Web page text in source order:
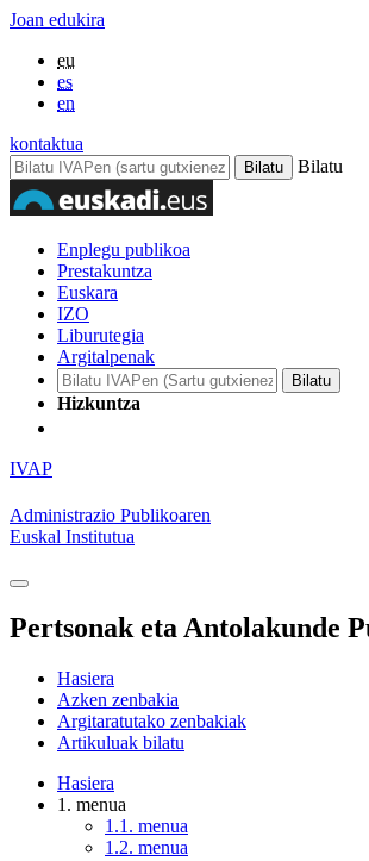
Joan edukira
eu
es
en
kontaktua
Bilatu
Enplegu publikoa
Prestakuntza
Euskara
IZO
Liburutegia
Argitalpenak
Hizkuntza
IVAP
Administrazio Publikoaren
Euskal Institutua
Pertsonak eta Antolakunde
Hasiera
Azken zenbakia
Argitaratutako zenbakiak
Artikuluak bilatu
Hasiera
1. menua
1.1. menua
1.2. menua